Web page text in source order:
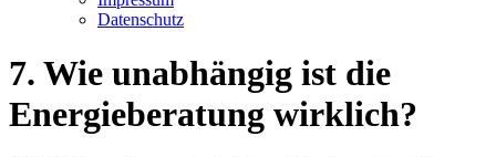
Datenschutz
7. Wie unabhängig ist die
Energieberatung wirklich?